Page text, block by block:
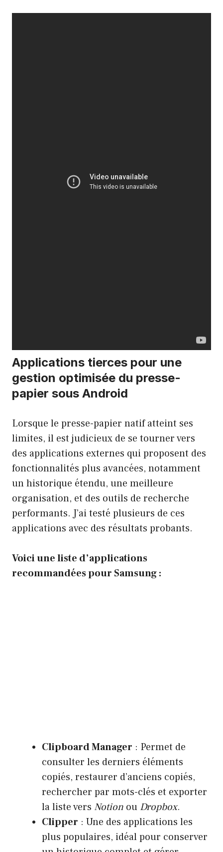
Applications tierces pour une
gestion optimisée du presse-
papier sous Android
Lorsque le presse-papier natif atteint ses
limites, il est judicieux de se tourner vers
des applications externes qui proposent des
fonctionnalités plus avancées, notamment
un historique étendu, une meilleure
organisation, et des outils de recherche
performants. J’ai testé plusieurs de ces
applications avec des résultats probants.
Voici une liste d’applications
recommandées pour Samsung :
Clipboard Manager : Permet de
consulter les derniers éléments
copiés, restaurer d’anciens copiés,
rechercher par mots-clés et exporter
la liste vers Notion ou Dropbox.
Clipper : Une des applications les
plus populaires, idéal pour conserver